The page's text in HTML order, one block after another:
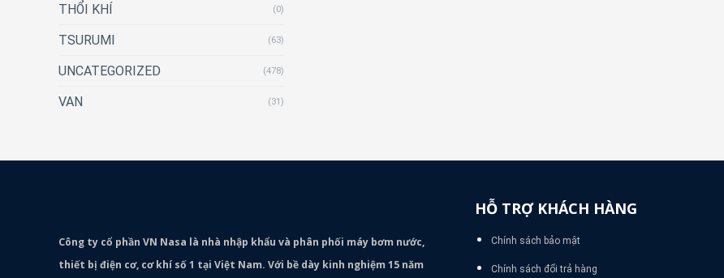
THỔI KHÍ (0)
TSURUMI (63)
UNCATEGORIZED (478)
VAN (31)
Công ty cổ phần VN Nasa là nhà nhập khẩu và phân phối máy bơm nước,
thiết bị điện cơ, cơ khí số 1 tại Việt Nam. Với bề dày kinh nghiệm 15 năm
HỖ TRỢ KHÁCH HÀNG
Chính sách bảo mật
Chính sách đổi trả hàng